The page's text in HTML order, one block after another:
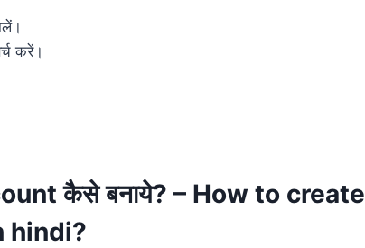
करें।
कैसे बनाये? – How to create
hindi?